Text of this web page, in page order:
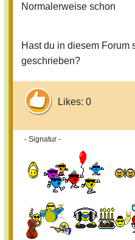
Normalerweise schon
Hast du in diesem Forum
geschrieben?
Likes: 0
- Signatur -